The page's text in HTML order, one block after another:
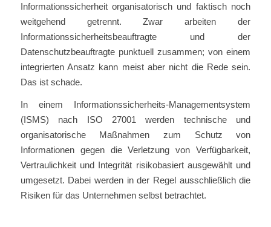
Informationssicherheit organisatorisch und faktisch noch
weitgehend getrennt. Zwar arbeiten der
Informationssicherheitsbeauftragte und der
Datenschutzbeauftragte punktuell zusammen; von einem
integrierten Ansatz kann meist aber nicht die Rede sein.
Das ist schade.
In einem Informationssicherheits-Managementsystem
(ISMS) nach ISO 27001 werden technische und
organisatorische Maßnahmen zum Schutz von
Informationen gegen die Verletzung von Verfügbarkeit,
Vertraulichkeit und Integrität risikobasiert ausgewählt und
umgesetzt. Dabei werden in der Regel ausschließlich die
Risiken für das Unternehmen selbst betrachtet.